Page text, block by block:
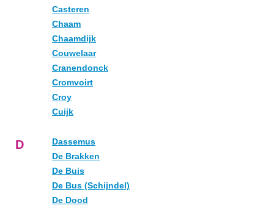
Casteren
Chaam
Chaamdijk
Couwelaar
Cranendonck
Cromvoirt
Croy
Cuijk
D
Dassemus
De Brakken
De Buis
De Bus (Schijndel)
De Dood